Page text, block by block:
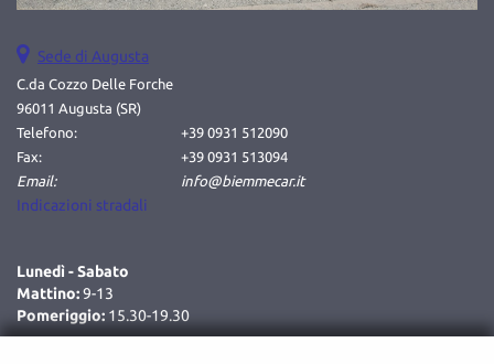
Sede di Augusta
C.da Cozzo Delle Forche
96011 Augusta (SR)
Telefono:
+39 0931 512090
Fax:
+39 0931 513094
Email:
info@biemmecar.it
Indicazioni stradali
Lunedì - Sabato
Mattino:9-13
Pomeriggio: 15.30-19.30
Cookie per il miglioramento dell'esperienza utente
Cookie analitici
Cookie di marketing
Leggi
la
cookie